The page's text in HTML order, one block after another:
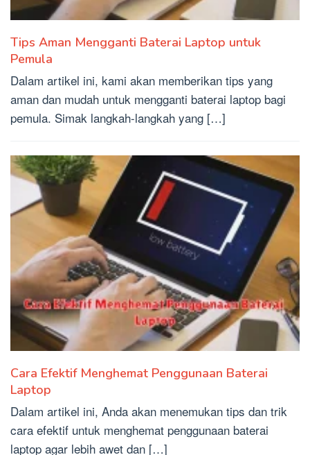
Tips Aman Mengganti Baterai Laptop untuk
Pemula
Dalam artikel ini, kami akan memberikan tips yang
aman dan mudah untuk mengganti baterai laptop bagi
pemula. Simak langkah-langkah yang […]
Cara Efektif Menghemat Penggunaan Baterai
Laptop
Dalam artikel ini, Anda akan menemukan tips dan trik
cara efektif untuk menghemat penggunaan baterai
laptop agar lebih awet dan […]